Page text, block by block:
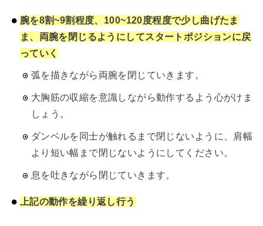
腕を8割~9割程度、100~120度程度で少し曲げたま
ま、両腕を閉じるようにしてスタートポジションに戻
っていく
弧を描きながら両腕を閉じていきます。
大胸筋の収縮を意識しながら動作するよう心がけま
しょう。
ダンベルを同士が触れるまで閉じないように、肩幅
より短い幅まで閉じないようにしてください。
息を吐きながら閉じていきます。
上記の動作を繰り返し行う